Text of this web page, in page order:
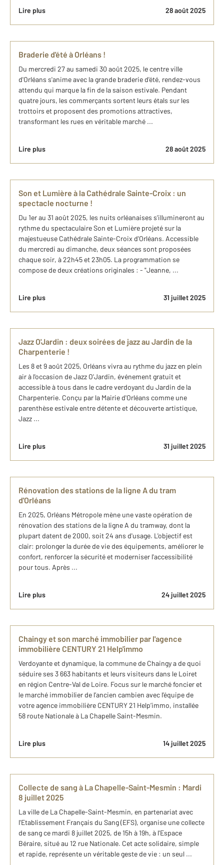
Lire plus 28 août 2025
Braderie d'été à Orléans !
Du mercredi 27 au samedi 30 août 2025, le centre ville
d'Orléans s'anime avec la grande braderie d'été, rendez-vous
attendu qui marque la fin de la saison estivale. Pendant
quatre jours, les commerçants sortent leurs étals sur les
trottoirs et proposent des promotions attractives,
transformant les rues en véritable marché ...
Lire plus 28 août 2025
Son et Lumière à la Cathédrale Sainte-Croix : un
spectacle nocturne !
Du 1er au 31 août 2025, les nuits orléanaises s'illumineront au
rythme du spectaculaire Son et Lumière projeté sur la
majestueuse Cathédrale Sainte-Croix d'Orléans. Accessible
du mercredi au dimanche, deux séances sont proposées
chaque soir, à 22h45 et 23h05. La programmation se
compose de deux créations originales : - "Jeanne, ...
Lire plus 31 juillet 2025
Jazz O'Jardin : deux soirées de jazz au Jardin de la
Charpenterie !
Les 8 et 9 août 2025, Orléans vivra au rythme du jazz en plein
air à l'occasion de Jazz O'Jardin, événement gratuit et
accessible à tous dans le cadre verdoyant du Jardin de la
Charpenterie. Conçu par la Mairie d'Orléans comme une
parenthèse estivale entre détente et découverte artistique,
Jazz ...
Lire plus 31 juillet 2025
Rénovation des stations de la ligne A du tram
d'Orléans
En 2025, Orléans Métropole mène une vaste opération de
rénovation des stations de la ligne A du tramway, dont la
plupart datent de 2000, soit 24 ans d'usage. L'objectif est
clair: prolonger la durée de vie des équipements, améliorer le
confort, renforcer la sécurité et moderniser l'accessibilité
pour tous. Après ...
Lire plus 24 juillet 2025
Chaingy et son marché immobilier par l'agence
immobilière CENTURY 21 Help'immo
Verdoyante et dynamique, la commune de Chaingy a de quoi
séduire ses 3 663 habitants et leurs visiteurs dans le Loiret
en région Centre-Val de Loire. Focus sur le marché foncier et
le marché immobilier de l’ancien cambien avec l’équipe de
votre agence immobilière CENTURY 21 Help’immo, installée
58 route Nationale à La Chapelle Saint-Mesmin.
Lire plus 14 juillet 2025
Collecte de sang à La Chapelle-Saint-Mesmin : Mardi
8 juillet 2025
La ville de La Chapelle-Saint-Mesmin, en partenariat avec
l'Etablissement Français du Sang (EFS), organise une collecte
de sang ce mardi 8 juillet 2025, de 15h à 19h, à l'Espace
Béraire, situé au 12 rue Nationale. Cet acte solidaire, simple
et rapide, représente un véritable geste de vie : un seul ...